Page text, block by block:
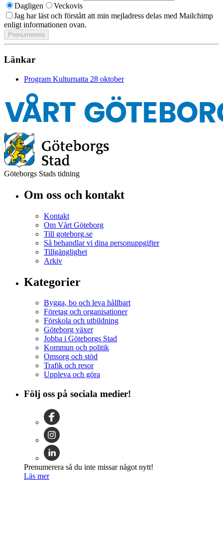
Dagligen
Veckovis
Jag har läst och förstått att min mejladress delas med Mailchimp
enligt informationen ovan.
Länkar
Program Kulturnatta 28 oktober
Göteborgs Stads tidning
Om oss och kontakt
Kontakt
Om Vårt Göteborg
Till goteborg.se
Så behandlar vi dina personuppgifter
Tillgänglighet
Arkiv
Kategorier
Bygga, bo och leva hållbart
Företag och organisationer
Förskola och utbildning
Göteborg växer
Jobba i Göteborgs Stad
Kommun och politik
Omsorg och stöd
Trafik och resor
Uppleva och göra
Följ oss på sociala medier!
Prenumerera så du inte missar något nytt!
Läs mer